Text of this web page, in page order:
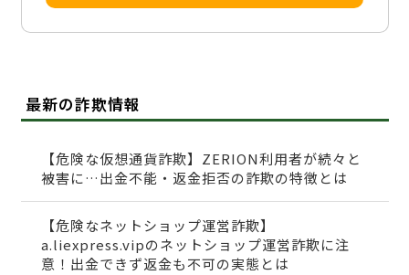
最新の詐欺情報
【危険な仮想通貨詐欺】ZERION利用者が続々と
被害に…出金不能・返金拒否の詐欺の特徴とは
【危険なネットショップ運営詐欺】
a.liexpress.vipのネットショップ運営詐欺に注
意！出金できず返金も不可の実態とは